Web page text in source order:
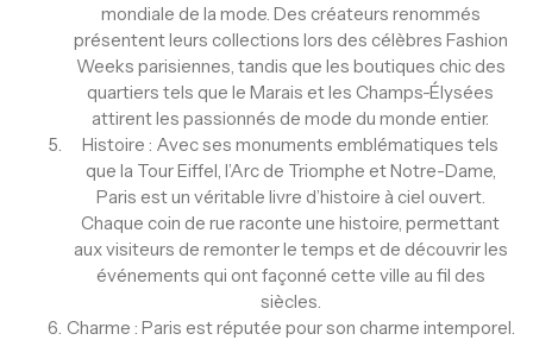
mondiale de la mode. Des créateurs renommés
présentent leurs collections lors des célèbres Fashion
Weeks parisiennes, tandis que les boutiques chic des
quartiers tels que le Marais et les Champs-Élysées
attirent les passionnés de mode du monde entier.
Histoire : Avec ses monuments emblématiques tels
que la Tour Eiffel, l’Arc de Triomphe et Notre-Dame,
Paris est un véritable livre d’histoire à ciel ouvert.
Chaque coin de rue raconte une histoire, permettant
aux visiteurs de remonter le temps et de découvrir les
événements qui ont façonné cette ville au fil des
siècles.
Charme : Paris est réputée pour son charme intemporel.